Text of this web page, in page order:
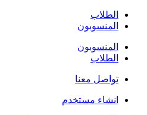
الطلاب
المنسوبون
المنسوبون
الطلاب
تواصل معنا
انشاء مستخدم